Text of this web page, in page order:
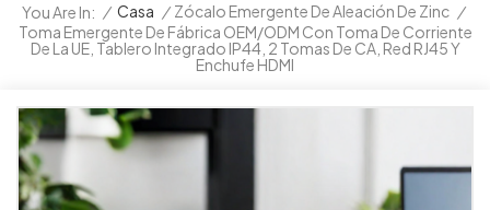
You Are In: / Casa / Zócalo Emergente De Aleación De Zinc /
Toma Emergente De Fábrica OEM/ODM Con Toma De Corriente
De La UE, Tablero Integrado IP44, 2 Tomas De CA, Red RJ45 Y
Enchufe HDMI